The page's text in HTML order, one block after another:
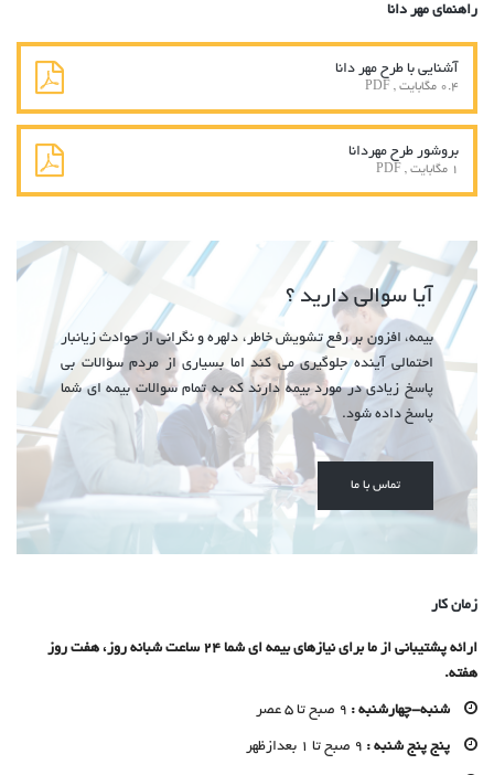
راهنمای مهر دانا
آشنایی با طرح مهر دانا
0.4 مگابایت , PDF
بروشور طرح مهردانا
1 مگابایت , PDF
آیا سوالی دارید ؟
بیمه‌، افزون‌ بر رفع‌ تشویش‌ خاطر، دلهره‌ و نگرانی‌ از حوادث‌ زیانبار
احتمالی‌ آینده‌ جلوگیری می کند اما بسیاری از مردم سؤالات بی
پاسخ زیادی در مورد بیمه دارند که به تمام سوالات بیمه ای شما
پاسخ داده شود.
تماس با ما
زمان کار
ارائه پشتیبانی از ما برای نیازهای بیمه ای شما 24 ساعت شبانه روز، هفت روز
هفته.
شنبه-چهارشنبه :
پنج پنج شنبه :